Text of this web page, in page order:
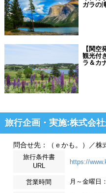
ガラの
【関
観光付
ラ＆カ
旅行企画・実施:株式会
問合せ先：（ｅかも。）／株
旅行条件書
URL
https://
営業時間 月～金曜日